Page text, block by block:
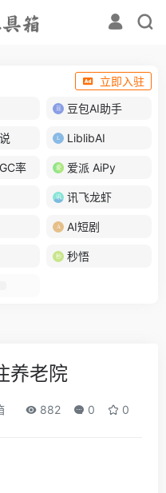
立即入驻
豆包AI助手
LiblibAI
率 爱派 AiPy
讯飞龙虾
AI短剧
秒悟
养老院
882 0 0